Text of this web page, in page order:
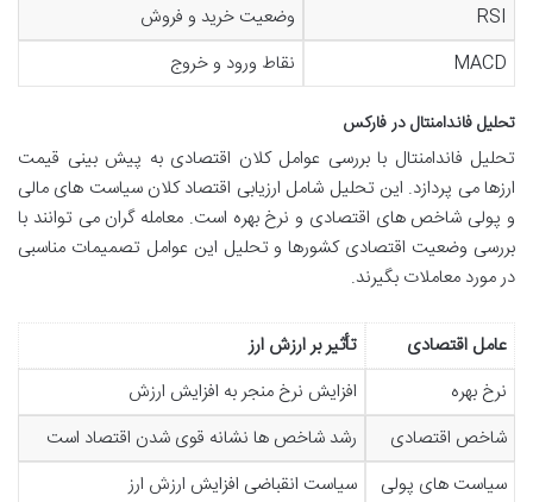
RSI
وضعیت خرید و فروش
MACD
نقاط ورود و خروج
تحلیل فاندامنتال در فارکس
تحلیل فاندامنتال با بررسی عوامل کلان اقتصادی به پیش بینی قیمت
ارزها می پردازد. این تحلیل شامل ارزیابی اقتصاد کلان سیاست های مالی
و پولی شاخص های اقتصادی و نرخ بهره است. معامله گران می توانند با
بررسی وضعیت اقتصادی کشورها و تحلیل این عوامل تصمیمات مناسبی
در مورد معاملات بگیرند.
عامل اقتصادی
تأثیر بر ارزش ارز
نرخ بهره
افزایش نرخ منجر به افزایش ارزش
شاخص اقتصادی
رشد شاخص ها نشانه قوی شدن اقتصاد است
سیاست های پولی
سیاست انقباضی افزایش ارزش ارز